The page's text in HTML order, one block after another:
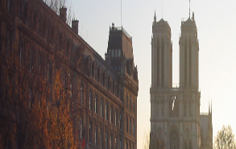
Previous